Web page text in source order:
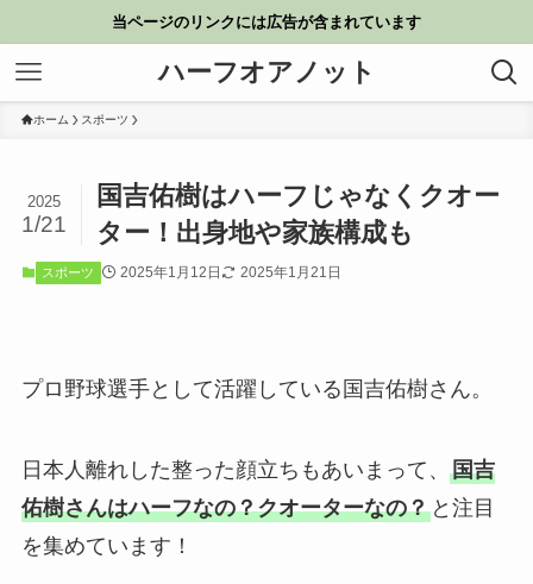
当ページのリンクには広告が含まれています
ハーフオアノット
ホーム スポーツ
国吉佑樹はハーフじゃなくクオー
ター！出身地や家族構成も
2025
1/21
スポーツ 2025年1月12日 2025年1月21日
プロ野球選手として活躍している国吉佑樹さん。
日本人離れした整った顔立ちもあいまって、 国吉
佑樹さんはハーフなの？クオーターなの？と注目
を集めています！